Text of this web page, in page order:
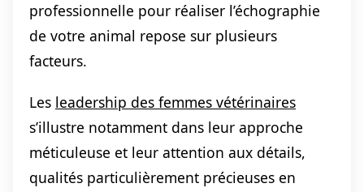
professionnelle pour réaliser l’échographie
de votre animal repose sur plusieurs
facteurs.
Les leadership des femmes vétérinaires
s’illustre notamment dans leur approche
méticuleuse et leur attention aux détails,
qualités particulièrement précieuses en